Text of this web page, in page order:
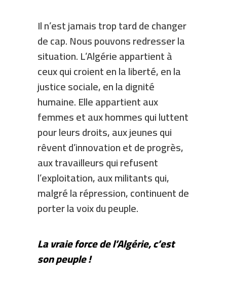
Il n’est jamais trop tard de changer
de cap. Nous pouvons redresser la
situation. L’Algérie appartient à
ceux qui croient en la liberté, en la
justice sociale, en la dignité
humaine. Elle appartient aux
femmes et aux hommes qui luttent
pour leurs droits, aux jeunes qui
rêvent d’innovation et de progrès,
aux travailleurs qui refusent
l’exploitation, aux militants qui,
malgré la répression, continuent de
porter la voix du peuple.
La vraie force de l’Algérie, c’est
son peuple !